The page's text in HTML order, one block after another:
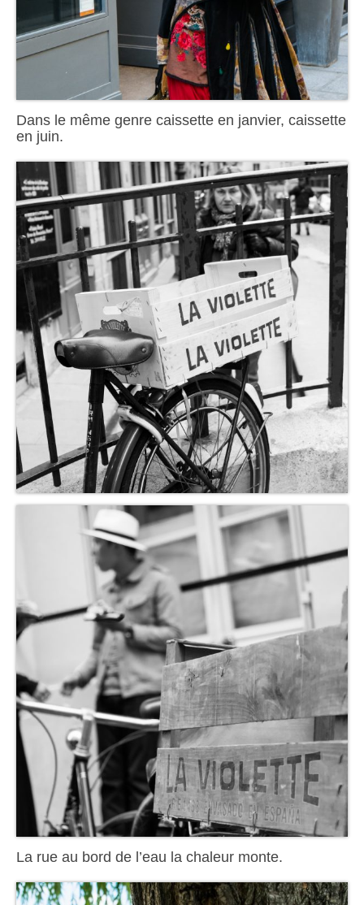
Dans le même genre caissette en janvier, caissette
en juin.
La rue au bord de l’eau la chaleur monte.